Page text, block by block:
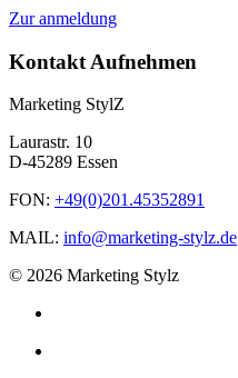
Zur anmeldung
Kontakt Aufnehmen
Marketing StylZ
Laurastr. 10
D-45289 Essen
FON: +49(0)201.45352891
MAIL: info@marketing-stylz.de
© 2026 Marketing Stylz